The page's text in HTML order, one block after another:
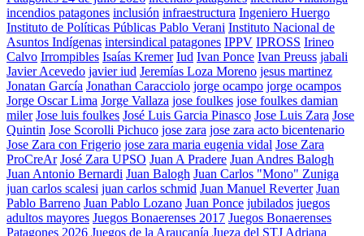
incendios patagones inclusión infraestructura Ingeniero Huergo
Instituto de Políticas Públicas Pablo Verani Instituto Nacional de
Asuntos Indígenas intersindical patagones IPPV IPROSS Irineo
Calvo Irrompibles Isaías Kremer Iud Ivan Ponce Ivan Preuss jabali
Javier Acevedo javier iud Jeremías Loza Moreno jesus martinez
Jonatan García Jonathan Caracciolo jorge ocampo jorge ocampos
Jorge Oscar Lima Jorge Vallaza jose foulkes jose foulkes damian
miler Jose luis foulkes José Luis Garcia Pinasco Jose Luis Zara Jose
Quintin Jose Scorolli Pichuco jose zara jose zara acto bicentenario
Jose Zara con Frigerio jose zara maria eugenia vidal Jose Zara
ProCreAr José Zara UPSO Juan A Pradere Juan Andres Balogh
Juan Antonio Bernardi Juan Balogh Juan Carlos "Mono" Zuniga
juan carlos scalesi juan carlos schmid Juan Manuel Reverter Juan
Pablo Barreno Juan Pablo Lozano Juan Ponce jubilados juegos
adultos mayores Juegos Bonaerenses 2017 Juegos Bonaerenses
Patagones 2026 Juegos de la Araucanía Jueza del STJ Adriana